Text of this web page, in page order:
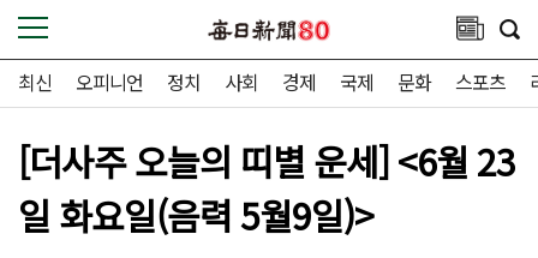
최신 오피니언 정치 사회 경제 국제 문화 스포츠
[더사주 오늘의 띠별 운세] <6월 23
일 화요일(음력 5월9일)>